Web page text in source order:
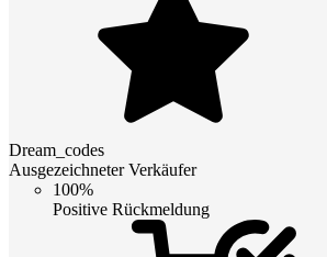
Dream_codes
Ausgezeichneter Verkäufer
100%
Positive Rückmeldung